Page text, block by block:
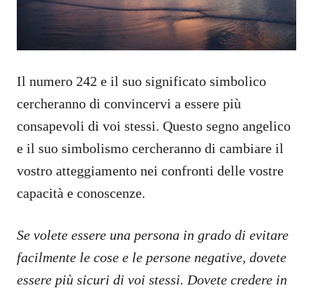
Il numero 242 e il suo significato simbolico
cercheranno di convincervi a essere più
consapevoli di voi stessi. Questo segno angelico
e il suo simbolismo cercheranno di cambiare il
vostro atteggiamento nei confronti delle vostre
capacità e conoscenze.
Se volete essere una persona in grado di evitare
facilmente le cose e le persone negative, dovete
essere più sicuri di voi stessi. Dovete credere in